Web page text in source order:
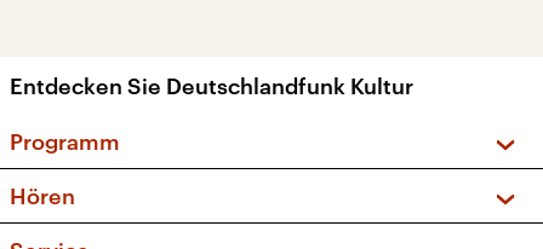
Entdecken Sie Deutschlandfunk Kultur
Programm
Sendungen und Podcasts
Hören